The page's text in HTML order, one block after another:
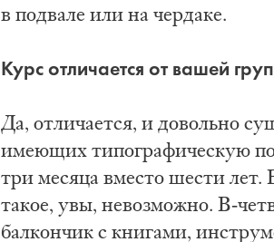
в подвале или на чердаке.
Курс отличается от вашей
Да, отличается, и довольно
имеющих типографическую
три месяца вместо шести
такое, увы, невозможно. В-
балкончик с книгами,